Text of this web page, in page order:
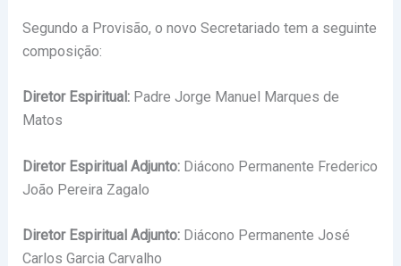
Segundo a Provisão, o novo Secretariado tem a seguinte
composição:
Diretor Espiritual:Padre Jorge Manuel Marques de
Matos
Diretor Espiritual Adjunto:Diácono Permanente Frederico
João Pereira Zagalo
Diretor Espiritual Adjunto:Diácono Permanente José
Carlos Garcia Carvalho